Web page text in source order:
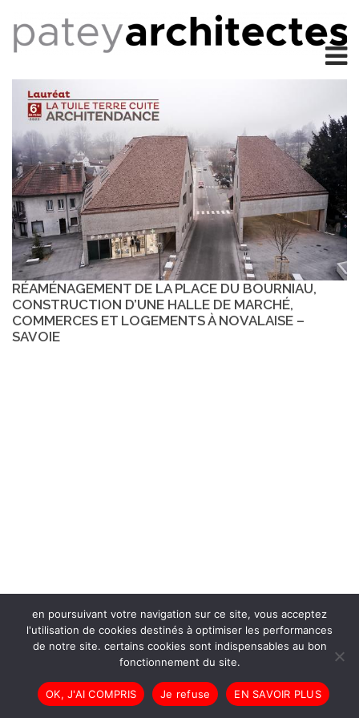
RÉAMÉNAGEMENT DE LA PLACE DU BOURNIAU,
CONSTRUCTION D’UNE HALLE DE MARCHÉ,
COMMERCES ET LOGEMENTS À NOVALAISE –
SAVOIE
en poursuivant votre navigation sur ce site, vous acceptez
l'utilisation de cookies destinés à optimiser les performances
de notre site. certains cookies sont indispensables au bon
fonctionnement du site.
OK, J'AI COMPRIS Je refuse EN SAVOIR PLUS